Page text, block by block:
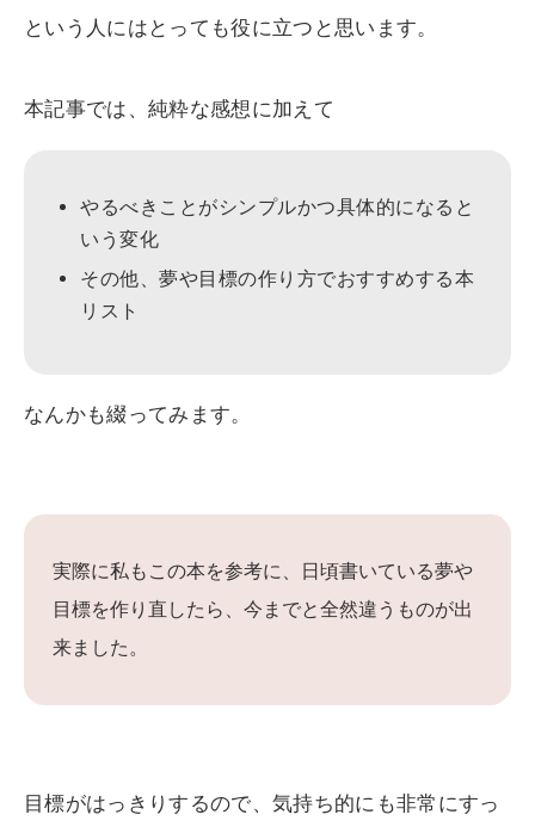
という人にはとっても役に立つと思います。
本記事では、純粋な感想に加えて
やるべきことがシンプルかつ具体的になると
いう変化
その他、夢や目標の作り方でおすすめする本
リスト
なんかも綴ってみます。
実際に私もこの本を参考に、日頃書いている夢や
目標を作り直したら、今までと全然違うものが出
来ました。
目標がはっきりするので、気持ち的にも非常にすっ